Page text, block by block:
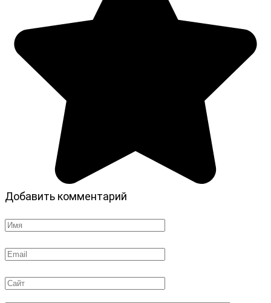
Добавить комментарий
Имя
Email
Сайт